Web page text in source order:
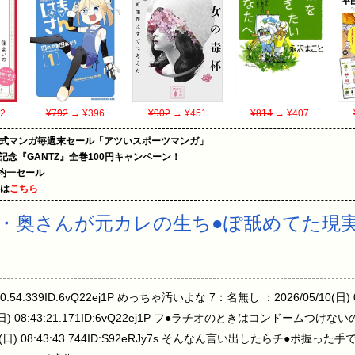
¥792→ ¥396 ¥902→ ¥451 ¥814→ ¥407
マンガ毎週末セール「アツいスポーツマンガ」
念『GANTZ』全巻100円キャンペーン！
一セール
こちら
奥さんが元カレの生ち●ぽ舐めてた現
めっちゃ汚いよな 7：名無し ：2026/05/10(日
) 08:43:21.171ID:6vQ22ej1P フ●ラチオのときはコンドームつけない
) 08:43:43.744ID:S92eRJy7s そんなん言い出したらチ●ポ握った手